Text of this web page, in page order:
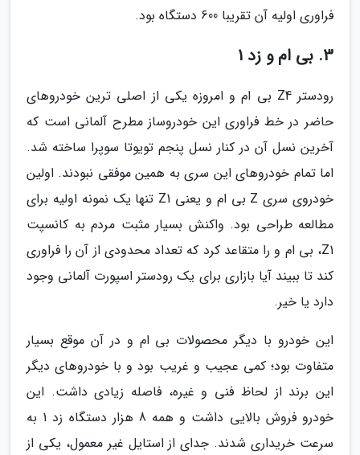
فراوری اولیه آن تقریبا 600 دستگاه بود.
3. بی ام و زد 1
رودستر Z4 بی ام و امروزه یکی از اصلی ترین خودروهای
حاضر در خط فراوری این خودروساز مطرح آلمانی است که
آخرین نسل آن در کنار نسل پنجم تویوتا سوپرا ساخته شد.
اما تمام خودروهای این سری به همین موفقی نبودند. اولین
خودروی سری Z بی ام و یعنی Z1 تنها یک نمونه اولیه برای
مطالعه طراحی بود. واکنش بسیار مثبت مردم به کانسپت
Z1، بی ام و را متقاعد کرد که تعداد محدودی از آن را فراوری
کند تا ببیند آیا بازاری برای یک رودستر اسپورت آلمانی وجود
دارد یا خیر.
این خودرو با دیگر محصولات بی ام و در آن موقع بسیار
متفاوت بود؛ کمی عجیب و غریب بود و با خودروهای دیگر
این برند از لحاظ فنی و غیره، فاصله زیادی داشت. این
خودرو فروش بالایی داشت و همه 8 هزار دستگاه زد 1 به
سرعت خریداری شدند. جدای از استایل غیر معمول، یکی از